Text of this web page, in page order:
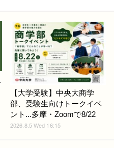
【大学受験】中央大商学
部、受験生向けトークイベ
ント...多摩・Zoomで8/22
2026.8.5 Wed 16:15